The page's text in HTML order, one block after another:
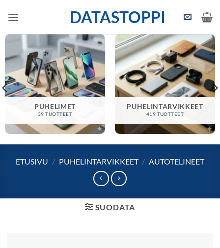
DATASTOPPI
PUHELIMET
39 TUOTTEET
PUHELINTARVIKKEET
419 TUOTTEET
ETUSIVU / PUHELINTARVIKKEET / AUTOTELINEET
SUODATA